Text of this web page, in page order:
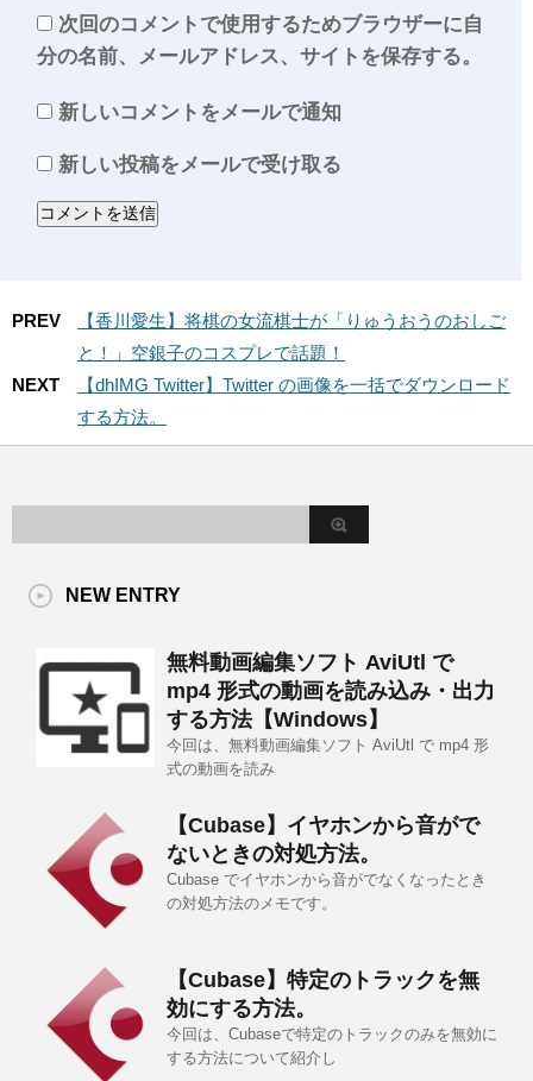
次回のコメントで使用するためブラウザーに自
分の名前、メールアドレス、サイトを保存する。
新しいコメントをメールで通知
新しい投稿をメールで受け取る
PREV
【香川愛生】将棋の女流棋士が「りゅうおうのおしご
と！」空銀子のコスプレで話題！
NEXT
【dhIMG Twitter】Twitter の画像を一括でダウンロード
する方法。
NEW ENTRY
無料動画編集ソフト AviUtl で
mp4 形式の動画を読み込み・出力
する方法【Windows】
今回は、無料動画編集ソフト AviUtl で mp4 形
式の動画を読み
【Cubase】イヤホンから音がで
ないときの対処方法。
Cubase でイヤホンから音がでなくなったとき
の対処方法のメモです。
【Cubase】特定のトラックを無
効にする方法。
今回は、Cubaseで特定のトラックのみを無効に
する方法について紹介し